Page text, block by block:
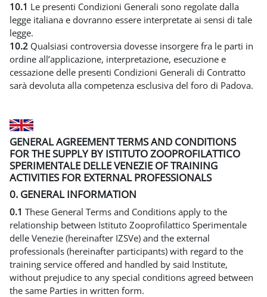
10.1 Le presenti Condizioni Generali sono regolate dalla
legge italiana e dovranno essere interpretate ai sensi di tale
legge.
10.2 Qualsiasi controversia dovesse insorgere fra le parti in
ordine all’applicazione, interpretazione, esecuzione e
cessazione delle presenti Condizioni Generali di Contratto
sarà devoluta alla competenza esclusiva del foro di Padova.
GENERAL AGREEMENT TERMS AND CONDITIONS
FOR THE SUPPLY BY ISTITUTO ZOOPROFILATTICO
SPERIMENTALE DELLE VENEZIE OF TRAINING
ACTIVITIES FOR EXTERNAL PROFESSIONALS
0. GENERAL INFORMATION
0.1 These General Terms and Conditions apply to the
relationship between Istituto Zooprofilattico Sperimentale
delle Venezie (hereinafter IZSVe) and the external
professionals (hereinafter participants) with regard to the
training service offered and handled by said Institute,
without prejudice to any special conditions agreed between
the same Parties in written form.